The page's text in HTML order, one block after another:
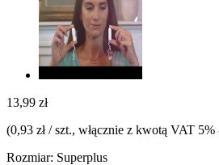
13,99 zł
(0,93 zł / szt., włącznie z kwotą VAT 5%
Rozmiar: Superplus